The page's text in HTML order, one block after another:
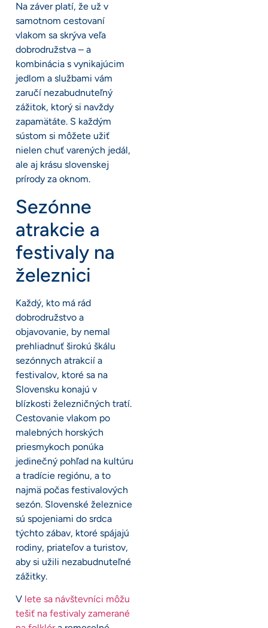
Na záver platí, že už v
samotnom cestovaní
vlakom sa skrýva veľa
dobrodružstva – a
kombinácia s vynikajúcim
jedlom a službami vám
zaručí nezabudnuteľný
zážitok, ktorý si navždy
zapamätáte. S každým
sústom si môžete užiť
nielen chuť varených jedál,
ale aj krásu slovenskej
prírody za oknom.
Sezónne
atrakcie a
festivaly na
železnici
Každý, kto má rád
dobrodružstvo a
objavovanie, by nemal
prehliadnuť širokú škálu
sezónnych atrakcií a
festivalov, ktoré sa na
Slovensku konajú v
blízkosti železničných tratí.
Cestovanie vlakom po
malebných horských
priesmykoch ponúka
jedinečný pohľad na kultúru
a tradície regiónu, a to
najmä počas festivalových
sezón. Slovenské železnice
sú spojeniami do srdca
týchto zábav, ktoré spájajú
rodiny, priateľov a turistov,
aby si užili nezabudnuteľné
zážitky.
V lete sa návštevníci môžu
tešiť na festivaly zamerané